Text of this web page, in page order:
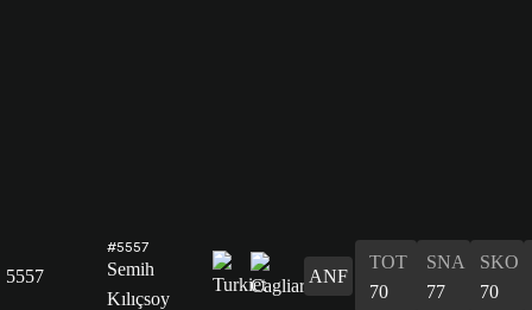
5557
#5557
Semih
Kılıçsoy
ANF
TOT
70
SNA
77
SKO
70